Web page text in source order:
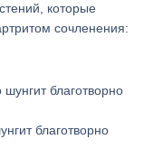
которые
сочленения:
благотворно